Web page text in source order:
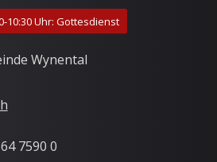
10:30 Uhr: Gottesdienst
Wynental
7590 0